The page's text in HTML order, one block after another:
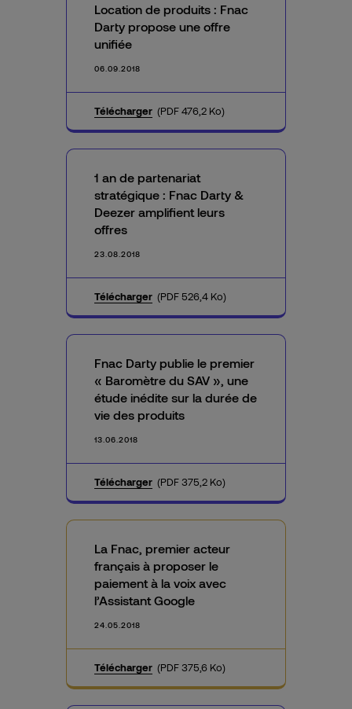
Location de produits : Fnac
Darty propose une offre
unifiée
06.09.2018
Télécharger (PDF 476,2 Ko)
1 an de partenariat
stratégique : Fnac Darty &
Deezer amplifient leurs
offres
23.08.2018
Télécharger (PDF 526,4 Ko)
Fnac Darty publie le premier
« Baromètre du SAV », une
étude inédite sur la durée de
vie des produits
13.06.2018
Télécharger (PDF 375,2 Ko)
La Fnac, premier acteur
français à proposer le
paiement à la voix avec
l’Assistant Google
24.05.2018
Télécharger (PDF 375,6 Ko)